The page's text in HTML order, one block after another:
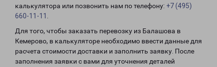
калькулятора или позвонить нам по телефону: +7 (495)
660-11-11
Для того, чтобы заказать перевозку из Балашова в
Кемерово, в калькуляторе необходимо ввести данные для
расчета стоимости доставки и заполнить заявку. После
заполнения заявки с вами для уточнения деталей